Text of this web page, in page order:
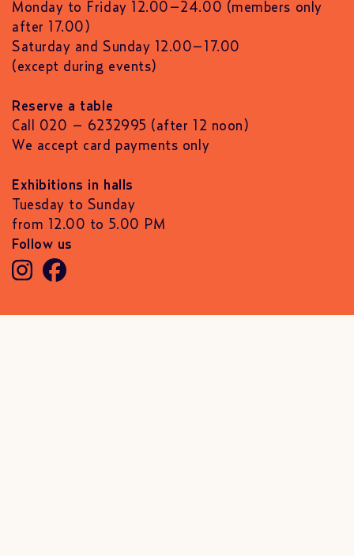
Monday to Friday 12.00–24.00 (members only
after 17.00)
Saturday and Sunday 12.00–17.00
(except during events)
Reserve a table
Call 020 – 6232995 (after 12 noon)
We accept card payments only
Exhibitions in halls
Tuesday to Sunday
from 12.00 to 5.00 PM
Follow us